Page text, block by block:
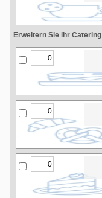
Erweitern Sie ihr Catering